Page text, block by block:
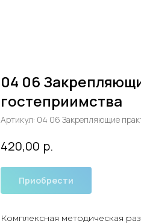
04 06
гостеприимства
Артикул: 04 06 Закрепляющие
420,00 р.
Приобрести
Комплексная методическая